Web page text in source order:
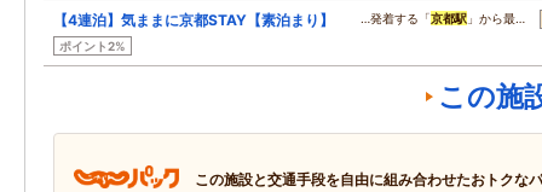
【4連泊】気ままに京都STAY【素泊まり】
ポイント2%
…発着する「京都駅 」から最…
この施
この施設と交通手段を自由に組み合わせたおトクな